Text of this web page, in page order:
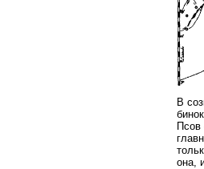
В
Псов
она,